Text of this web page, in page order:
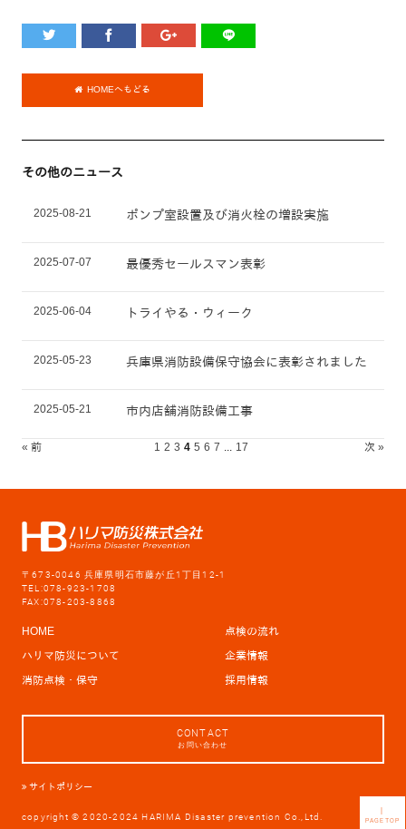
HOMEへもどる
その他のニュース
2025-08-21 ポンプ室設置及び消火栓の増設実施
2025-07-07 最優秀セールスマン表彰
2025-06-04 トライやる・ウィーク
2025-05-23 兵庫県消防設備保守協会に表彰されました
2025-05-21 市内店舗消防設備工事
« 前 1 2 3 4 5 6 7 ... 17 次 »
｜
PAGETOP
〒673-0046 兵庫県明石市藤が丘1丁目12-1
TEL:078-923-1708
FAX:078-203-8868
HOME
点検の流れ
ハリマ防災について
企業情報
消防点検・保守
採用情報
CONTACT
お問い合わせ
サイトポリシー
copyright © 2020-2024 HARIMA Disaster prevention Co.,Ltd.